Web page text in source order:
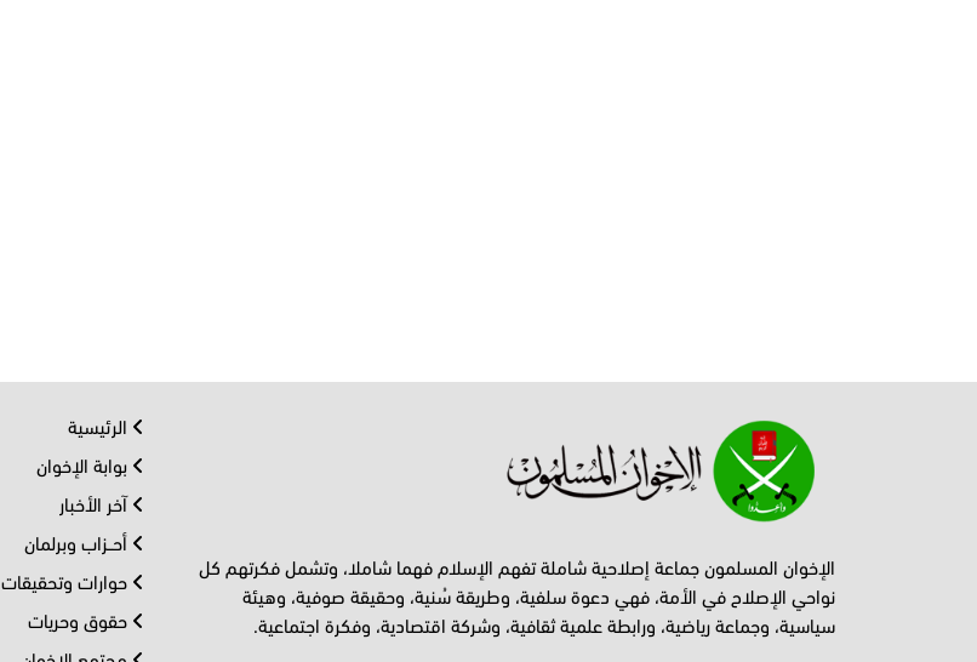
الإخوان المسلمون جماعة إصلاحية شاملة تفهم الإسلام فهما شاملا، وتشمل فكرتهم كل
نواحي الإصلاح في الأمة، فهي دعوة سلفية، وطريقة سُنية، وحقيقة صوفية، وهيئة
سياسية، وجماعة رياضية، ورابطة علمية ثقافية، وشركة اقتصادية، وفكرة اجتماعية.
الرئيسية
بوابة الإخوان
آخر الأخبار
أحــزاب وبرلمان
حوارات وتحقيقات
حقوق وحريات